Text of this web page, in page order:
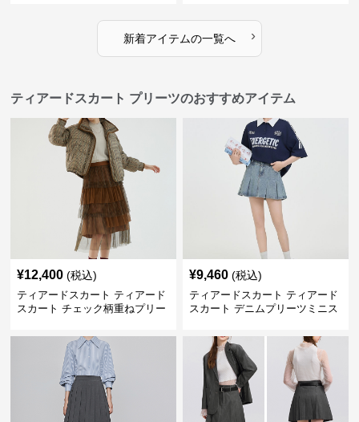
新着アイテムの一覧へ ›
ティアードスカート プリーツのおすすめアイテム
¥12,400 (税込)
ティアードスカート ティアード
スカート チェック柄重ねプリー
¥9,460 (税込)
ティアードスカート ティアード
スカート デニムプリーツミニス